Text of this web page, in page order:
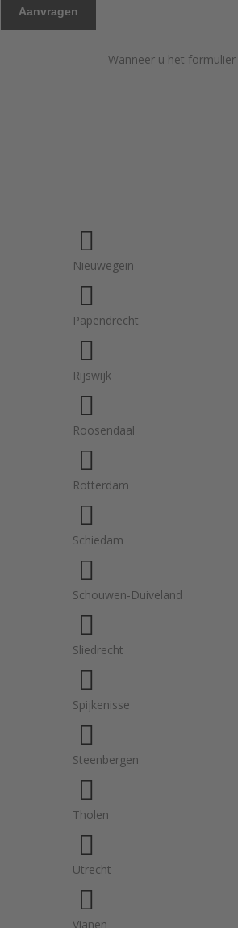
Wanneer u het
Nieuwegein
Papendrecht
Rijswijk
Roosendaal
Rotterdam
Schiedam
Schouwen-Duiveland
Sliedrecht
Spijkenisse
Steenbergen
Tholen
Utrecht
Vianen